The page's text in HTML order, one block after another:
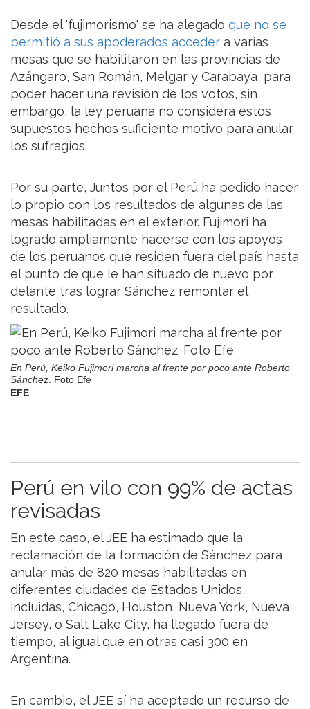
Desde el 'fujimorismo' se ha alegado que no se
permitió a sus apoderados acceder a varias
mesas que se habilitaron en las provincias de
Azángaro, San Román, Melgar y Carabaya, para
poder hacer una revisión de los votos, sin
embargo, la ley peruana no considera estos
supuestos hechos suficiente motivo para anular
los sufragios.
Por su parte, Juntos por el Perú ha pedido hacer
lo propio con los resultados de algunas de las
mesas habilitadas en el exterior. Fujimori ha
logrado ampliamente hacerse con los apoyos
de los peruanos que residen fuera del país hasta
el punto de que le han situado de nuevo por
delante tras lograr Sánchez remontar el
resultado.
En Perú, Keiko Fujimori marcha al frente por poco ante Roberto
Sánchez . Foto Efe
EFE
Perú en vilo con 99% de actas
revisadas
En este caso, el JEE ha estimado que la
reclamación de la formación de Sánchez para
anular más de 820 mesas habilitadas en
diferentes ciudades de Estados Unidos,
incluidas, Chicago, Houston, Nueva York, Nueva
Jersey, o Salt Lake City, ha llegado fuera de
tiempo, al igual que en otras casi 300 en
Argentina.
En cambio, el JEE sí ha aceptado un recurso de